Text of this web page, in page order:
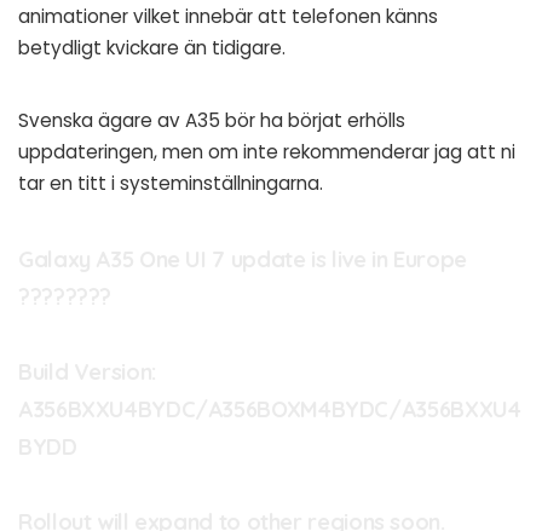
animationer vilket innebär att telefonen känns
betydligt kvickare än tidigare.
Svenska ägare av A35 bör ha börjat erhölls
uppdateringen, men om inte rekommenderar jag att ni
tar en titt i systeminställningarna.